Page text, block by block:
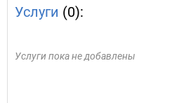
Услуги (0):
Услуги пока не добавлены